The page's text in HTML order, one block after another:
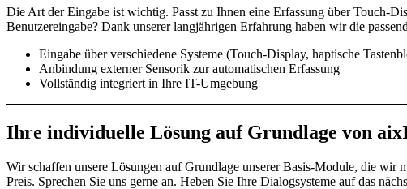
Die Art der Eingabe ist wichtig. Passt zu Ihnen eine Erfassung über Touch-
Benutzereingabe? Dank unserer langjährigen Erfahrung haben wir die
Eingabe über verschiedene Systeme (Touch-Display, haptische
Anbindung externer Sensorik zur automatischen Erfassung
Vollständig integriert in Ihre IT-Umgebung
Ihre individuelle Lösung auf Grundlage von
Wir schaffen unsere Lösungen auf Grundlage unserer Basis-Module, die wir
Preis. Sprechen Sie uns gerne an. Heben Sie Ihre Dialogsysteme auf das